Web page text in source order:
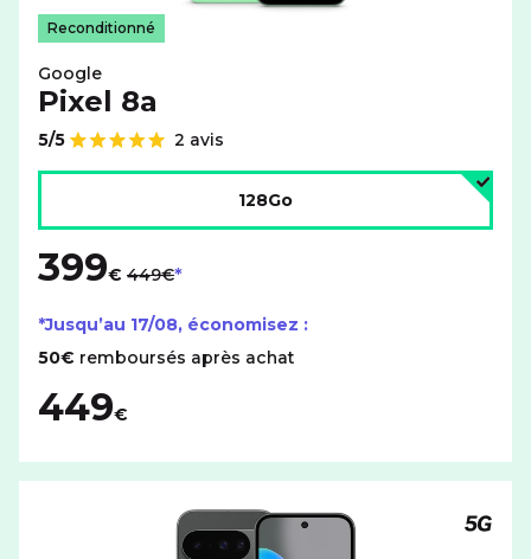
Reconditionné
Google
Pixel 8a
Note de
5/5
2 avis
128Go
399€ 449€
*Jusqu’au 17/08, économisez :
50€ remboursés après achat
449€